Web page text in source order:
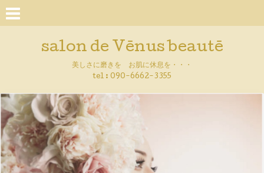
salon de Vēnus beautē
美しさに磨きを お肌に休息を・・・
tel : 090-6662-3355